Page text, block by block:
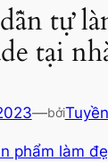
tự
tại
—bởi
phẩm làm